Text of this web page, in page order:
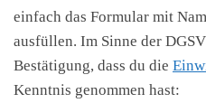
einfach das Formular mit
ausfüllen. Im Sinne der
Bestätigung, dass du die
Kenntnis genommen hast: